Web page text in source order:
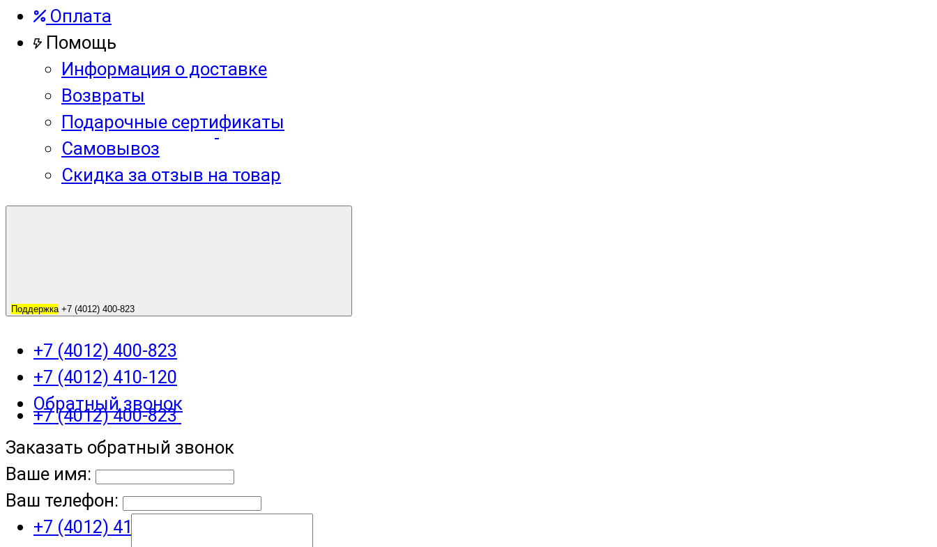
+7 (4012) 400-823
+7 (4012) 410-120
Оплата
Помощь
Информация о доставке
Возвраты
Подарочные сертификаты
Самовывоз
Скидка за отзыв на товар
Поддержка+7 (4012) 400-823
+7 (4012) 400-823
+7 (4012) 410-120
Обратный звонок
Заказать обратный звонок
Ваше имя:
Ваш телефон: